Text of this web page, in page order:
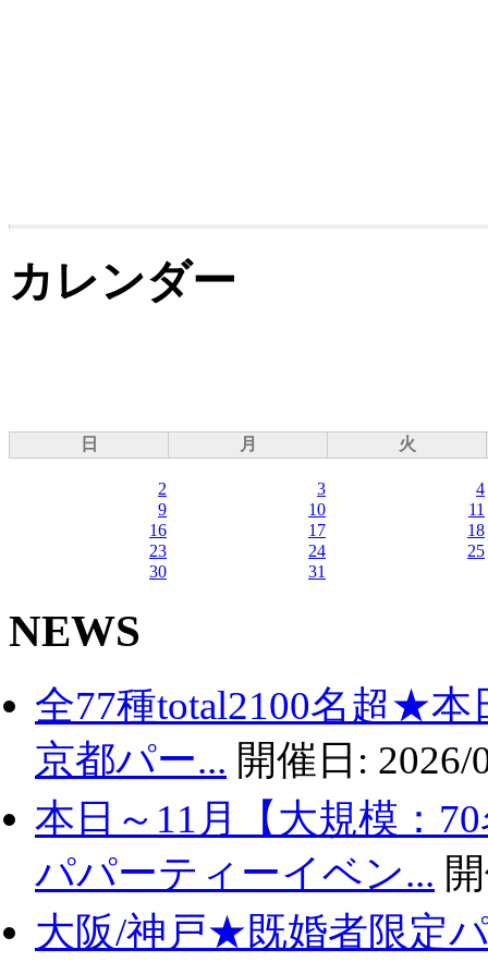
カレンダー
日 月 火
2 3
4
9
10
11
16
17
18
23
24
25
30
31
NEWS
全77種total2100名超★本
京都パー... 開催日: 2026/
本日～11月【大規模：
パパーティーイベン...
大阪/神戸★既婚者限定